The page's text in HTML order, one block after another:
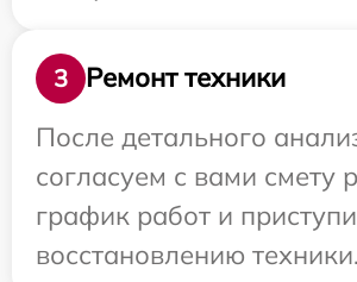
3
Ремонт техники
После детального
согласуем с вами смету
график работ и
восстановлению техники.